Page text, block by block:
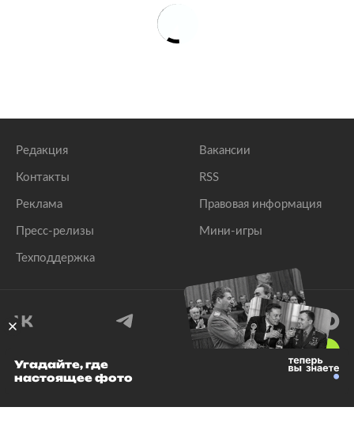
Редакция
Контакты
Реклама
Пресс-релизы
Техподдержка
Вакансии
RSS
Правовая информация
Мини-игры
© 1999–2026 Все права защищены.
Угадайте, где
настоящее фото